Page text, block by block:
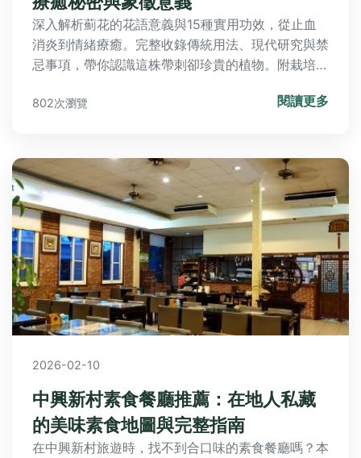
深入解析薊花的花語意義與15種實用功效，從止血
消炎到情緒療癒。完整收錄傳統用法、現代研究與禁
忌事項，帶你認識這株帶刺卻珍貴的植物。附栽培技
802次瀏覽 閱讀更多
2026-02-10
中興新村素食餐廳推薦：在地人私藏
的美味素食地圖與完整指南
在中興新村旅遊時，找不到合口味的素食餐廳嗎？本